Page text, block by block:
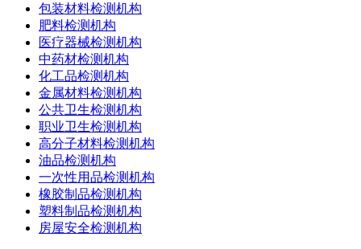
包装材料检测机构
肥料检测机构
医疗器械检测机构
中药材检测机构
化工品检测机构
金属材料检测机构
公共卫生检测机构
职业卫生检测机构
高分子材料检测机构
油品检测机构
一次性用品检测机构
橡胶制品检测机构
塑料制品检测机构
房屋安全检测机构